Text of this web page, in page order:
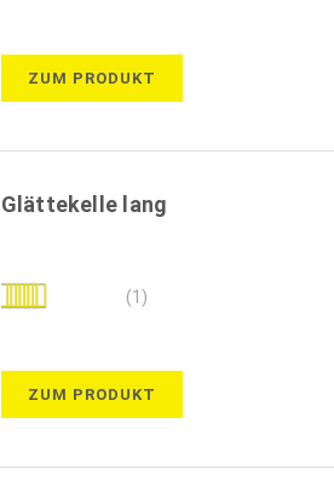
ZUM PRODUKT
Glättekelle lang
Bewertung: (1)
ZUM PRODUKT